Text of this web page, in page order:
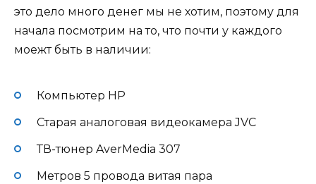
это дело много денег мы не хотим, поэтому для
начала посмотрим на то, что почти у каждого
моежт быть в наличии:
Компьютер HP
Старая аналоговая видеокамера JVC
ТВ-тюнер AverMedia 307
Метров 5 провода витая пара